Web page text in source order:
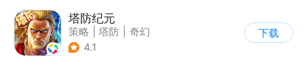
塔防纪元
策略 塔防
奇幻
| 欧美风
4.1
下载